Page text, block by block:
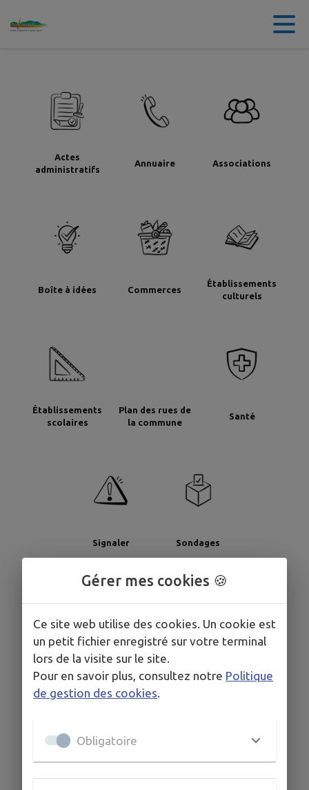
Contenu
Actes
administratifs
Annuaire Associations
Boîte à idées Commerces
Établissements
culturels
Établissements
scolaires
Plan des rues de
la commune
Santé
Signaler Sondages
Gérer mes cookies 🍪
Ce site web utilise des cookies. Un cookie est
un petit fichier enregistré sur votre terminal
lors de la visite sur le site.
Pour en savoir plus, consultez notre Politique
de gestion des cookies.
Obligatoire